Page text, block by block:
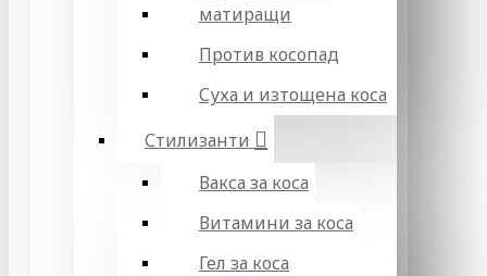
матиращи
Против косопад
Суха и изтощена коса
Стилизанти
Вакса за коса
Витамини за коса
Гел за коса